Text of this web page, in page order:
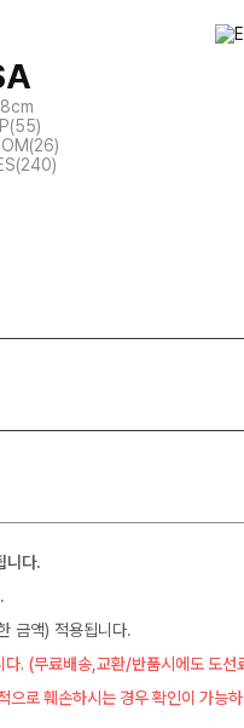
니다.
금액) 적용됩니다.
. (무료배송,교환/반품시에도 도선
로 훼손하시는 경우 확인이 가능